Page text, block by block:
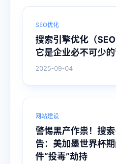
SEO优化
搜索引擎优化（
它是企业必不可少的
2025-09-04
网站建设
警惕黑产作祟！搜
告：美加墨世界杯
件“投毒”劫持